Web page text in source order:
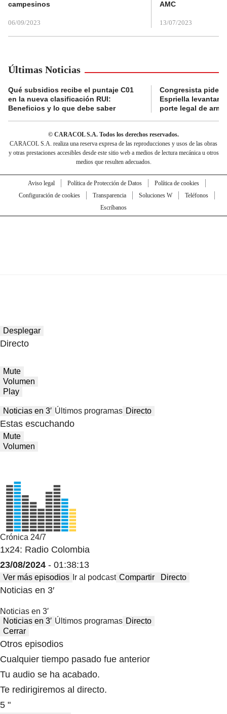
campesinos
06/09/2023
AMC
13/07/2023
Últimas Noticias
Qué subsidios recibe el puntaje C01
en la nueva clasificación RUI:
Beneficios y lo que debe saber
Congresista pide a
Espriella levantar
porte legal de
© CARACOL S.A. Todos los derechos reservados.
CARACOL S.A. realiza una reserva expresa de las reproducciones y usos de las obras
y otras prestaciones accesibles desde este sitio web a medios de lectura mecánica u otros
medios que resulten adecuados.
Aviso legal Política de Protección de Datos
Política de cookies
Configuración de cookies
Transparencia Soluciones W
Teléfonos
Escríbanos
Desplegar
Directo
Mute
Volumen
Play
Noticias en 3′ Últimos programas Directo
Estas escuchando
Mute
Volumen
Crónica 24/7
1x24: Radio Colombia
23/08/2024 - 01:38:13
Ver más episodios Ir al podcast Compartir Directo
Noticias en 3′
Noticias en 3′
Noticias en 3′ Últimos programas Directo
Cerrar
Otros episodios
Cualquier tiempo pasado fue anterior
Tu audio se ha acabado.
Te redirigiremos al directo.
5 "